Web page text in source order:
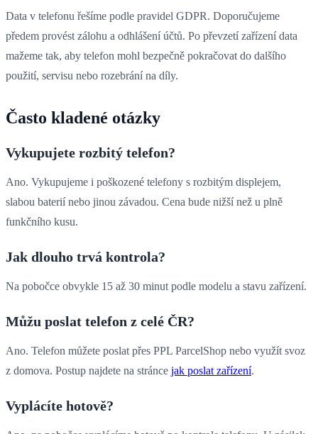
Data v telefonu řešíme podle pravidel GDPR. Doporučujeme
předem provést zálohu a odhlášení účtů. Po převzetí zařízení data
mažeme tak, aby telefon mohl bezpečně pokračovat do dalšího
použití, servisu nebo rozebrání na díly.
Často kladené otázky
Vykupujete rozbitý telefon?
Ano. Vykupujeme i poškozené telefony s rozbitým displejem,
slabou baterií nebo jinou závadou. Cena bude nižší než u plně
funkčního kusu.
Jak dlouho trvá kontrola?
Na pobočce obvykle 15 až 30 minut podle modelu a stavu zařízení.
Můžu poslat telefon z celé ČR?
Ano. Telefon můžete poslat přes PPL ParcelShop nebo využít svoz
z domova. Postup najdete na stránce jak poslat zařízení.
Vyplácíte hotově?